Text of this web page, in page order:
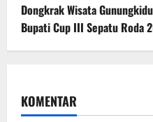
Dongkrak Wisata
Bupati Cup III Sepatu Roda
KOMENTAR